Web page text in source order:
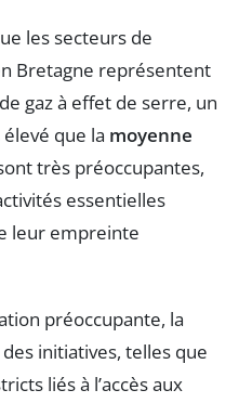
les secteurs de
Bretagne représentent
gaz à effet de serre, un
que la moyenne
très préoccupantes,
essentielles
leur empreinte
préoccupante, la
initiatives, telles que
liés à l’accès aux